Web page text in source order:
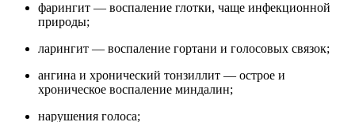
фарингит — воспаление глотки, чаще инфекционной
природы;
ларингит — воспаление гортани и голосовых связок;
ангина и хронический тонзиллит — острое и
хроническое воспаление миндалин;
нарушения голоса;